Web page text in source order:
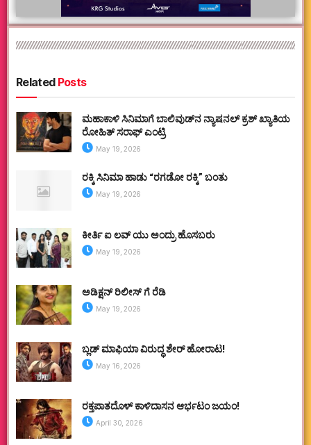
RelatedPosts
ಮಹಾಕಾಳಿ ಸಿನಿಮಾಗೆ ಬಾಲಿವುಡ್‌ನ ನ್ಯಾಷನಲ್ ಕ್ರಶ್ ಖ್ಯಾತಿಯ
ರೋಹಿತ್ ಸರಾಫ್ ಎಂಟ್ರಿ
May 19, 2026
ರಕ್ಕಿ ಸಿನಿಮಾ ಹಾಡು “ರಗಡೋ ರಕ್ಕಿ” ಬಂತು
May 19, 2026
ಕೀರ್ತಿ ಐ ಲವ್ ಯು ಅಂದ್ರು ಹೊಸಬರು
May 19, 2026
ಅಡಿಕ್ಷನ್ ರಿಲೀಸ್ ಗೆ ರೆಡಿ
May 19, 2026
ಬ್ಲಡ್ ಮಾಫಿಯಾ ವಿರುದ್ಧ ಶೇರ್ ಹೋರಾಟ!
May 16, 2026
ರಕ್ತಪಾತದೊಳ್ ಕಾಳಿದಾಸನ ಆರ್ಭಟಂ ಜಯಂ!
April 30, 2026